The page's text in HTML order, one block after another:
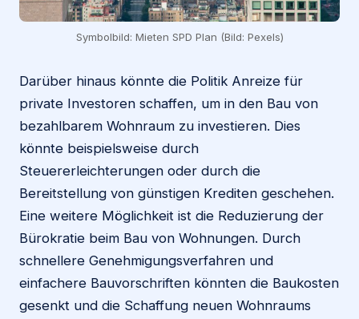
Symbolbild: Mieten SPD Plan (Bild: Pexels)
Darüber hinaus könnte die Politik Anreize für
private Investoren schaffen, um in den Bau von
bezahlbarem Wohnraum zu investieren. Dies
könnte beispielsweise durch
Steuererleichterungen oder durch die
Bereitstellung von günstigen Krediten geschehen.
Eine weitere Möglichkeit ist die Reduzierung der
Bürokratie beim Bau von Wohnungen. Durch
schnellere Genehmigungsverfahren und
einfachere Bauvorschriften könnten die Baukosten
gesenkt und die Schaffung neuen Wohnraums